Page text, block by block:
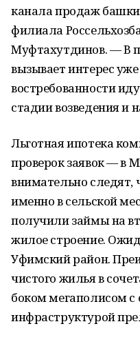
канала продаж
филиала
Муфтахутдинов. — В
вызывает интерес
востребованности
стадии возведения и
Льготная ипотека
проверок заявок — в
внимательно следят,
именно в сельской
получили займы на
жилое строение.
Уфимский район.
чистого жилья в
боком мегаполисом с
инфраструктурой